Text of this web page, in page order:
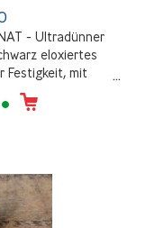
- Ultradünner
eloxiertes
Festigkeit, mit
Technologie, MMCX
und Kabel aus